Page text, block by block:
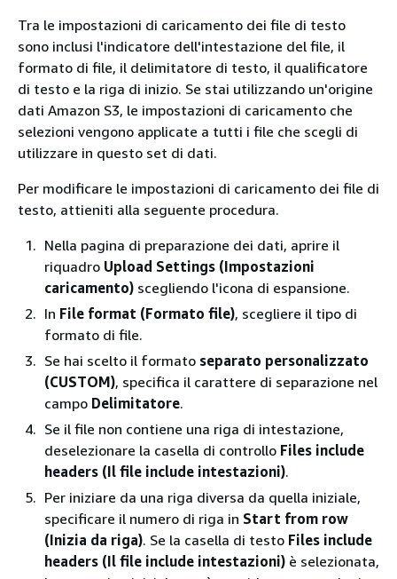
Tra le impostazioni di caricamento dei file di testo
sono inclusi l'indicatore dell'intestazione del file, il
formato di file, il delimitatore di testo, il qualificatore
di testo e la riga di inizio. Se stai utilizzando un'origine
dati Amazon S3, le impostazioni di caricamento che
selezioni vengono applicate a tutti i file che scegli di
utilizzare in questo set di dati.
Per modificare le impostazioni di caricamento dei file di
testo, attieniti alla seguente procedura.
Nella pagina di preparazione dei dati, aprire il
riquadro Upload Settings (Impostazioni
caricamento) scegliendo l'icona di espansione.
In File format (Formato file), scegliere il tipo di
formato di file.
Se hai scelto il formato separato personalizzato
(CUSTOM), specifica il carattere di separazione nel
campo Delimitatore.
Se il file non contiene una riga di intestazione,
deselezionare la casella di controllo Files include
headers (Il file include intestazioni).
Per iniziare da una riga diversa da quella iniziale,
specificare il numero di riga in Start from row
(Inizia da riga). Se la casella di testo Files include
headers (Il file include intestazioni) è selezionata,